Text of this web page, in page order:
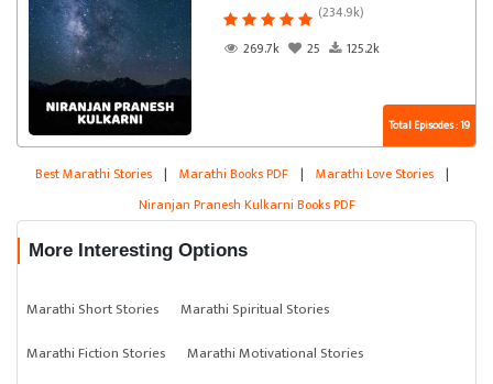
(234.9k)
269.7k
25 125.2k
Total Episodes : 19
Best Marathi Stories | Marathi Books PDF | Marathi Love Stories |
Niranjan Pranesh Kulkarni Books PDF
More Interesting Options
Marathi Short Stories
Marathi Spiritual Stories
Marathi Fiction Stories
Marathi Motivational Stories